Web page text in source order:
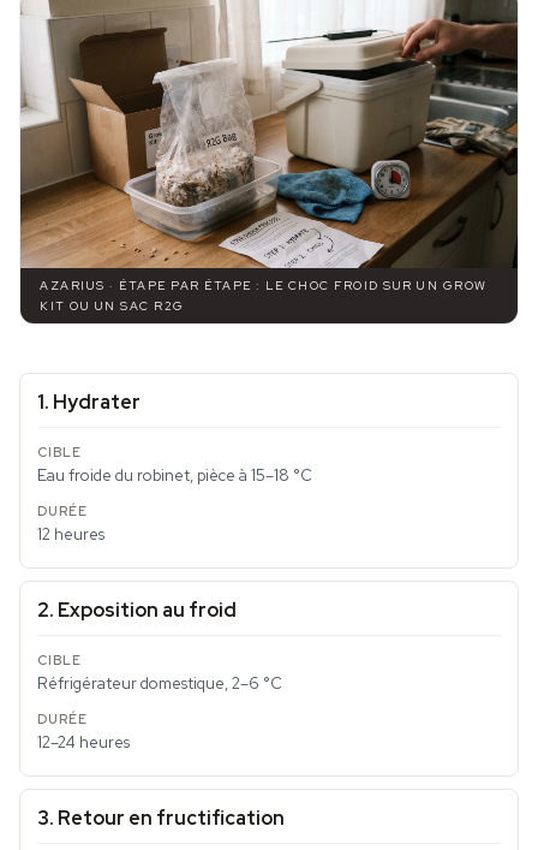
AZARIUS · ÉTAPE PAR ÉTAPE : LE CHOC FROID SUR UN GROW
KIT OU UN SAC R2G
1. Hydrater
Eau froide du robinet, pièce à 15–18 °C
12 heures
2. Exposition au froid
Réfrigérateur domestique, 2–6 °C
12–24 heures
3. Retour en fructification